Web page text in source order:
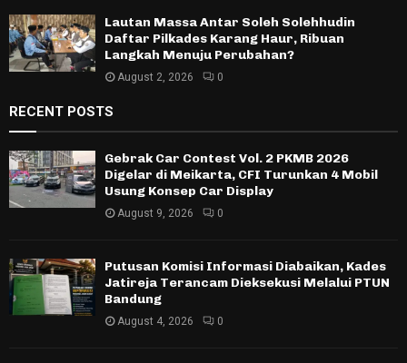
Lautan Massa Antar Soleh Solehhudin
Daftar Pilkades Karang Haur, Ribuan
Langkah Menuju Perubahan?
August 2, 2026 0
RECENT POSTS
Gebrak Car Contest Vol. 2 PKMB 2026
Digelar di Meikarta, CFI Turunkan 4 Mobil
Usung Konsep Car Display
August 9, 2026 0
Putusan Komisi Informasi Diabaikan, Kades
Jatireja Terancam Dieksekusi Melalui PTUN
Bandung
August 4, 2026 0